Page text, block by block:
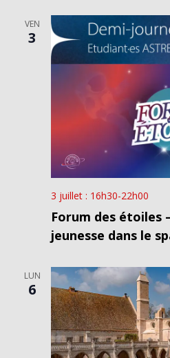
VEN
3
Forum des étoiles
jeunesse dans le
3 juillet : 16h30-22h00
LUN
6